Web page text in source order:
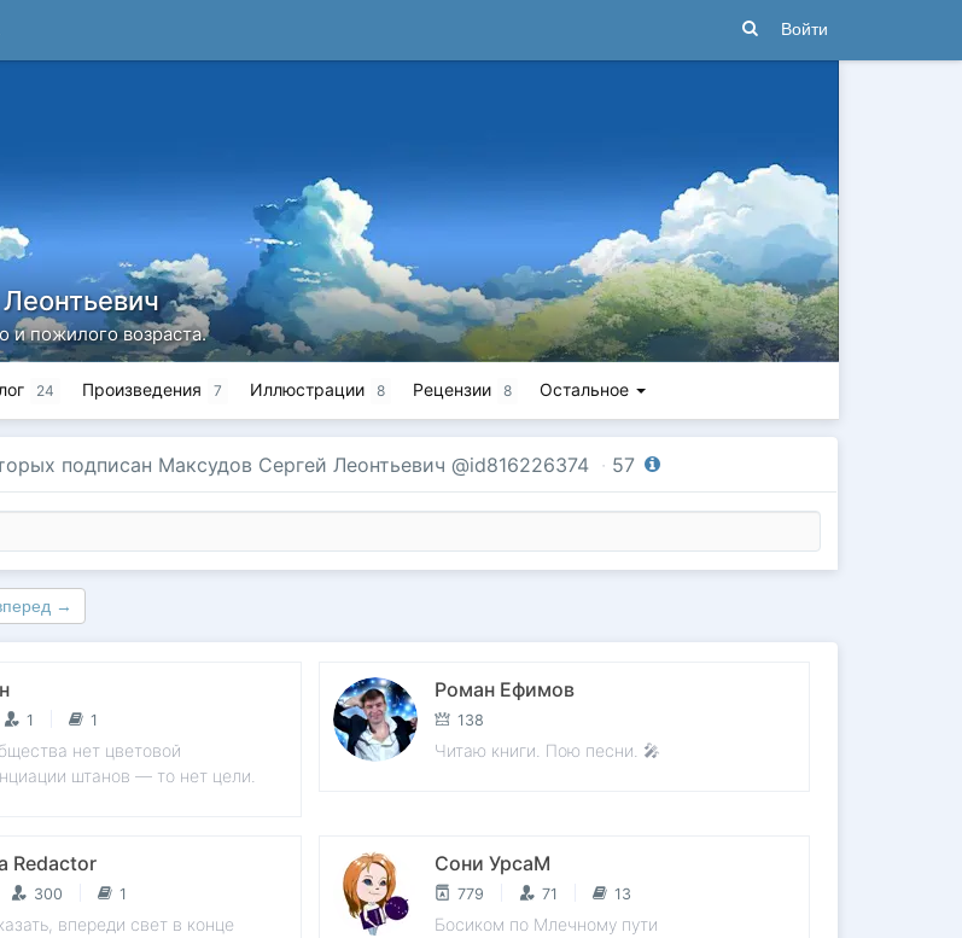
Войти
и пожилого возраста.
24 Произведения 7 Иллюстрации 8 Рецензии 8 Остальное
подписан Максудов Сергей Леонтьевич @id816226374 · 57
→
1 1
нет цветовой
штанов — то нет цели.
Роман Ефимов
138
Читаю книги. Пою песни. 🎤
Redactor
300 1
впереди свет в конце
Сони УрсаМ
779 71 13
Босиком по Млечному пути